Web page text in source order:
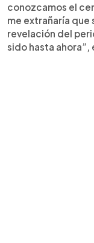
conozcamos el
me extrañaría que
revelación del
sido hasta ahora”,